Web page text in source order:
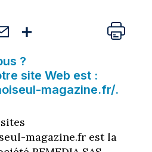
?
site Web est :
magazine.fr/.
magazine.fr est la